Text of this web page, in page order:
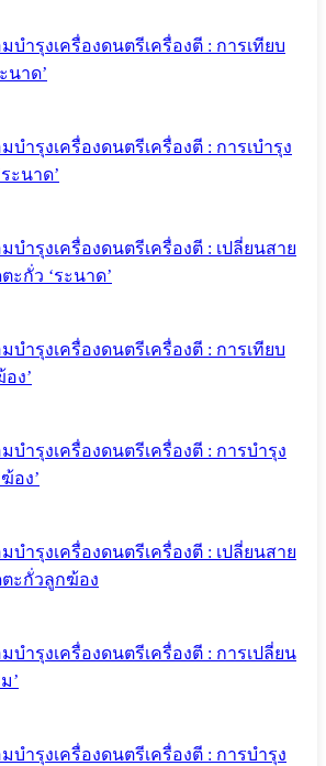
บำรุงเครื่องดนตรีเครื่องตี : การเทียบ
นาด’
บำรุงเครื่องดนตรีเครื่องตี : การเบำรุง
ะนาด’
บำรุงเครื่องดนตรีเครื่องตี : เปลี่ยนสาย
ะกั่ว ‘ระนาด’
บำรุงเครื่องดนตรีเครื่องตี : การเทียบ
อง’
บำรุงเครื่องดนตรีเครื่องตี : การบำรุง
อง’
บำรุงเครื่องดนตรีเครื่องตี : เปลี่ยนสาย
ะกั่วลูกฆ้อง
บำรุงเครื่องดนตรีเครื่องตี : การเปลี่ยน
’
บำรุงเครื่องดนตรีเครื่องตี : การบำรุง